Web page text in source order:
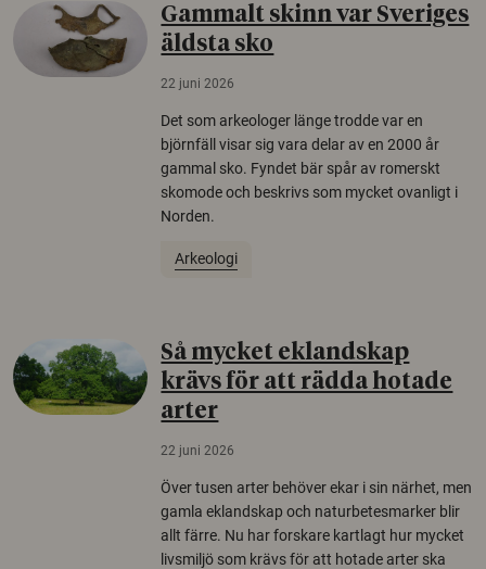
Gammalt skinn var Sveriges
äldsta sko
22 juni 2026
Det som arkeologer länge trodde var en
björnfäll visar sig vara delar av en 2000 år
gammal sko. Fyndet bär spår av romerskt
skomode och beskrivs som mycket ovanligt i
Norden.
Arkeologi
Så mycket eklandskap
krävs för att rädda hotade
arter
22 juni 2026
Över tusen arter behöver ekar i sin närhet, men
gamla eklandskap och naturbetesmarker blir
allt färre. Nu har forskare kartlagt hur mycket
livsmiljö som krävs för att hotade arter ska